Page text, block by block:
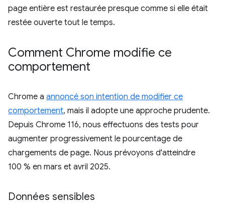
page entière est restaurée presque comme si elle était
restée ouverte tout le temps.
Comment Chrome modifie ce
comportement
Chrome a annoncé son intention de modifier ce
comportement, mais il adopte une approche prudente.
Depuis Chrome 116, nous effectuons des tests pour
augmenter progressivement le pourcentage de
chargements de page. Nous prévoyons d'atteindre
100 % en mars et avril 2025.
Données sensibles